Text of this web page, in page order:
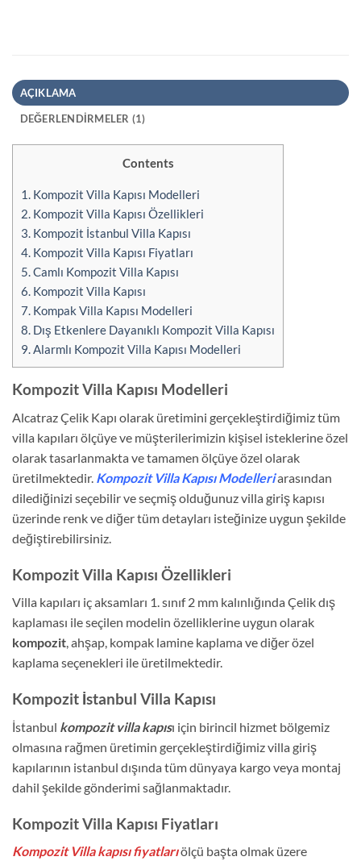
AÇIKLAMA
DEĞERLENDIRMELER (1)
Contents
1. Kompozit Villa Kapısı Modelleri
2. Kompozit Villa Kapısı Özellikleri
3. Kompozit İstanbul Villa Kapısı
4. Kompozit Villa Kapısı Fiyatları
5.Camlı Kompozit Villa Kapısı
6. Kompozit Villa Kapısı
7. Kompak Villa Kapısı Modelleri
8. Dış Etkenlere Dayanıklı Kompozit Villa Kapısı
9.Alarmlı Kompozit Villa Kapısı Modelleri
Kompozit Villa Kapısı Modelleri
Alcatraz Çelik Kapı olarak üretimini gerçekleştirdiğimiz tüm
villa kapıları ölçüye ve müşterilerimizin kişisel isteklerine özel
olarak tasarlanmakta ve tamamen ölçüye özel olarak
üretilmektedir. Kompozit Villa Kapısı Modelleriarasından
dilediğinizi seçebilir ve seçmiş olduğunuz villa giriş kapısı
üzerinde renk ve diğer tüm detayları isteğinize uygun şekilde
değiştirebilirsiniz.
Kompozit Villa Kapısı Özellikleri
Villa kapıları iç aksamları 1. sınıf 2 mm kalınlığında Çelik dış
kaplaması ile seçilen modelin özelliklerine uygun olarak
kompozit, ahşap, kompak lamine kaplama ve diğer özel
kaplama seçenekleri ile üretilmektedir.
Kompozit İstanbul Villa Kapısı
İstanbul kompozit villa kapısı için birincil hizmet bölgemiz
olmasına rağmen üretimin gerçekleştirdiğimiz villa giriş
kapılarının istanbul dışında tüm dünyaya kargo veya montaj
dahil şekilde gönderimi sağlanmaktadır.
Kompozit Villa Kapısı Fiyatları
Kompozit Villa kapısı fiyatlarıölçü başta olmak üzere